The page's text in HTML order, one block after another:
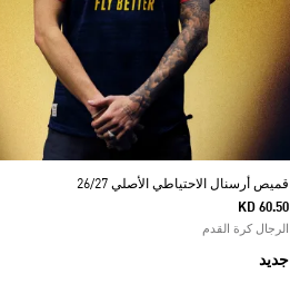
قميص أرسنال الاحتياطي الأصلي 26/27
KD 60.50
الرجال كرة القدم
جديد